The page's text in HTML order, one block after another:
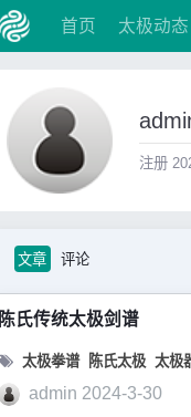
首页 太极动态
注册
文章 评论
陈氏传统太极剑谱
太极拳谱 陈氏太极 太极
admin 2024-3-30